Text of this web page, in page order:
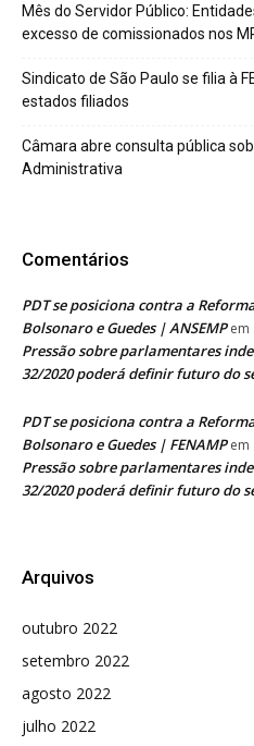
Mês do Servidor Público:
excesso de comissionados nos
Sindicato de São Paulo se filia à
estados filiados
Câmara abre consulta pública
Administrativa
Comentários
PDT se posiciona contra a
Bolsonaro e Guedes | ANSEMPem
Pressão sobre parlamentares
32/2020 poderá definir futuro do
PDT se posiciona contra a
Bolsonaro e Guedes | FENAMPem
Pressão sobre parlamentares
32/2020 poderá definir futuro do
Arquivos
outubro 2022
setembro 2022
agosto 2022
julho 2022